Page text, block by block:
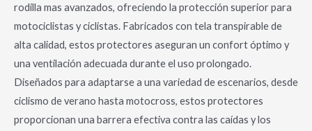
rodilla mas avanzados, ofreciendo la protección superior para
motociclistas y ciclistas. Fabricados con tela transpirable de
alta calidad, estos protectores aseguran un confort óptimo y
una ventilación adecuada durante el uso prolongado.
Diseñados para adaptarse a una variedad de escenarios, desde
ciclismo de verano hasta motocross, estos protectores
proporcionan una barrera efectiva contra las caídas y los